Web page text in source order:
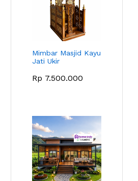
Mimbar Masjid Kayu
Jati Ukir
Rp 7.500.000